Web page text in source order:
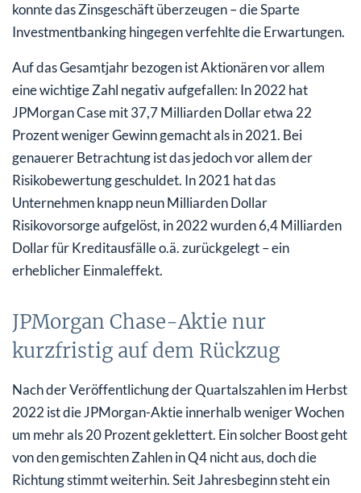
konnte das Zinsgeschäft überzeugen – die Sparte
Investmentbanking hingegen verfehlte die Erwartungen.
Auf das Gesamtjahr bezogen ist Aktionären vor allem
eine wichtige Zahl negativ aufgefallen: In 2022 hat
JPMorgan Case mit 37,7 Milliarden Dollar etwa 22
Prozent weniger Gewinn gemacht als in 2021. Bei
genauerer Betrachtung ist das jedoch vor allem der
Risikobewertung geschuldet. In 2021 hat das
Unternehmen knapp neun Milliarden Dollar
Risikovorsorge aufgelöst, in 2022 wurden 6,4 Milliarden
Dollar für Kreditausfälle o.ä. zurückgelegt – ein
erheblicher Einmaleffekt.
JPMorgan Chase-Aktie nur
kurzfristig auf dem Rückzug
Nach der Veröffentlichung der Quartalszahlen im Herbst
2022 ist die JPMorgan-Aktie innerhalb weniger Wochen
um mehr als 20 Prozent geklettert. Ein solcher Boost geht
von den gemischten Zahlen in Q4 nicht aus, doch die
Richtung stimmt weiterhin. Seit Jahresbeginn steht ein